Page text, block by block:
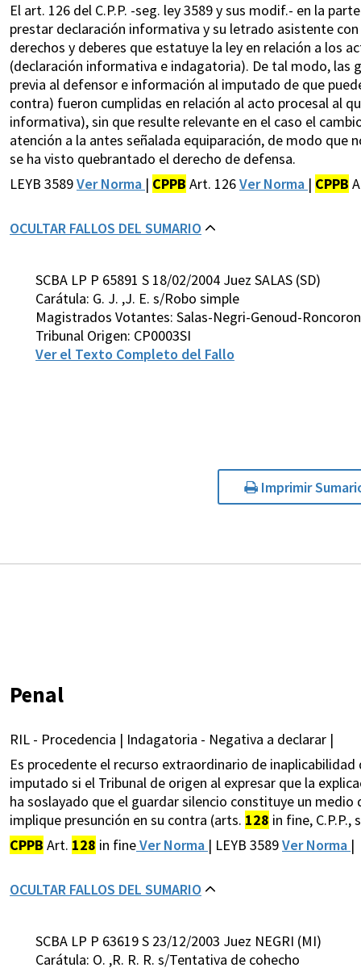
El art. 126 del C.P.P. -seg. ley 3589 y sus modif.- en la
prestar declaración informativa y su letrado asistente
derechos y deberes que estatuye la ley en relación a los
(declaración informativa e indagatoria). De tal modo, las
previa al defensor e información al imputado de que
contra) fueron cumplidas en relación al acto procesal al
informativa), sin que resulte relevante en el caso el
atención a la antes señalada equiparación, de modo que
se ha visto quebrantado el derecho de defensa.
LEYB 3589Ver Norma | CPPB Art. 126Ver Norma | CPPB
OCULTAR FALLOS DEL SUMARIO
SCBA LP P 65891 S 18/02/2004 Juez SALAS (SD)
Carátula: G. J. ,J. E. s/Robo simple
Magistrados Votantes: Salas-Negri-Genoud-
Tribunal Origen: CP0003SI
Ver el Texto Completo del Fallo
Imprimir
Penal
RIL - Procedencia | Indagatoria - Negativa a declarar |
Es procedente el recurso extraordinario de
imputado si el Tribunal de origen al expresar que la
ha soslayado que el guardar silencio constituye un
implique presunción en su contra (arts. 128 in fine,
CPPB Art. 128 in fineVer Norma | LEYB 3589Ver Norma |
OCULTAR FALLOS DEL SUMARIO
SCBA LP P 63619 S 23/12/2003 Juez NEGRI (MI)
Carátula: O. ,R. R. R. s/Tentativa de cohecho